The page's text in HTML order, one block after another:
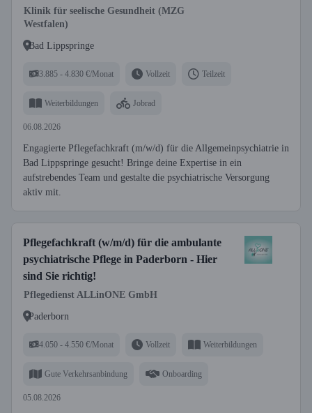
Klinik für seelische Gesundheit (MZG
Westfalen)
Bad Lippspringe
3.885 - 4.830 €/Monat Vollzeit Teilzeit
Weiterbildungen Jobrad
06.08.2026
Engagierte Pflegefachkraft (m/w/d) für die Allgemeinpsychiatrie in
Bad Lippspringe gesucht! Bringe deine Expertise in ein
aufstrebendes Team und gestalte die psychiatrische Versorgung
aktiv mit.
Pflegefachkraft (w/m/d) für die ambulante
psychiatrische Pflege in Paderborn - Hier
sind Sie richtig!
Pflegedienst ALLinONE GmbH
Paderborn
4.050 - 4.550 €/Monat Vollzeit Weiterbildungen
Gute Verkehrsanbindung Onboarding
05.08.2026